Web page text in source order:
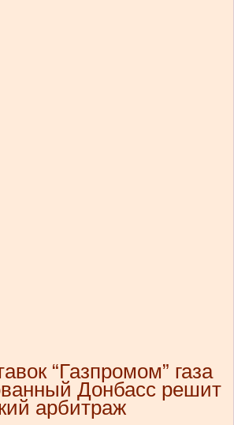
“Газпромом” газа
Донбасс решит
арбитраж